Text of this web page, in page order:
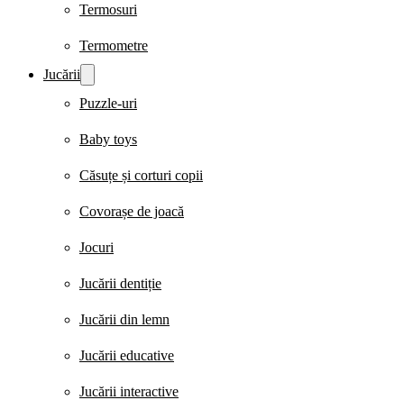
Termosuri
Termometre
Jucării
Puzzle-uri
Baby toys
Căsuțe și corturi copii
Covorașe de joacă
Jocuri
Jucării dentiție
Jucării din lemn
Jucării educative
Jucării interactive